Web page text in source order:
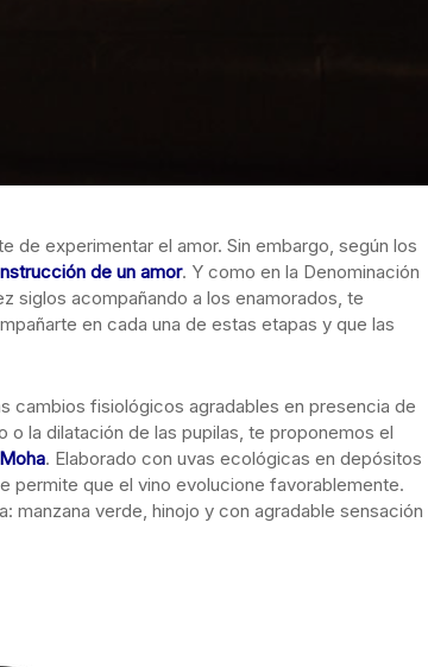
de experimentar el amor. Sin embargo, según los
de un amor. Y como en la Denominación
siglos acompañando a los enamorados, te
en cada una de estas etapas y que las
cambios fisiológicos agradables en presencia de
la dilatación de las pupilas, te proponemos el
. Elaborado con uvas ecológicas en depósitos
permite que el vino evolucione favorablemente.
manzana verde, hinojo y con agradable sensación